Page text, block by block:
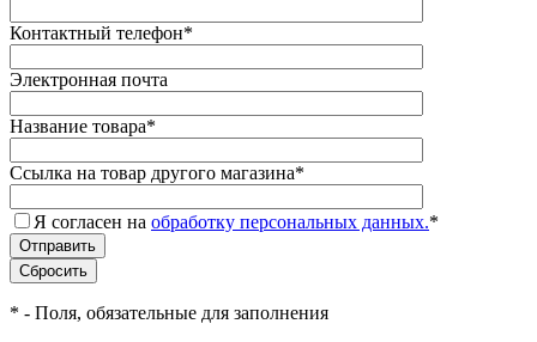
Контактный телефон*
Электронная почта
Название товара*
Ссылка на товар другого магазина*
Я согласен на обработку персональных данных.*
* - Поля, обязательные для заполнения